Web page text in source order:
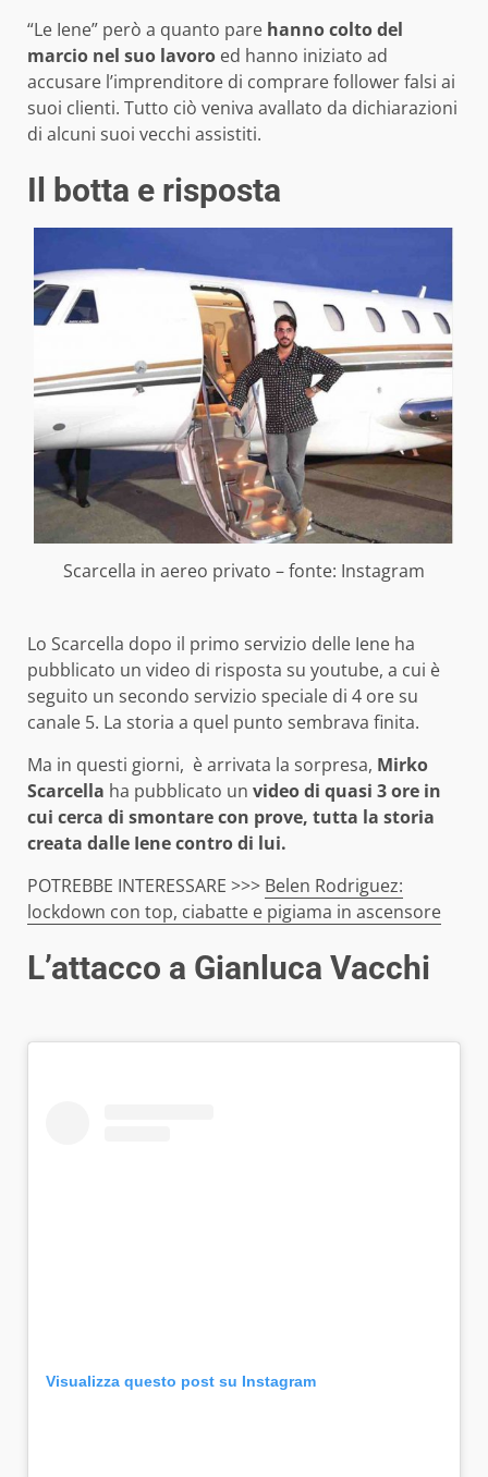
“Le Iene” però a quanto pare hanno colto del
marcio nel suo lavoro ed hanno iniziato ad
accusare l’imprenditore di comprare follower falsi ai
suoi clienti. Tutto ciò veniva avallato da dichiarazioni
di alcuni suoi vecchi assistiti.
Il botta e risposta
Scarcella in aereo privato – fonte: Instagram
Lo Scarcella dopo il primo servizio delle Iene ha
pubblicato un video di risposta su youtube, a cui è
seguito un secondo servizio speciale di 4 ore su
canale 5. La storia a quel punto sembrava finita.
Ma in questi giorni, è arrivata la sorpresa, Mirko
Scarcella ha pubblicato un video di quasi 3 ore in
cui cerca di smontare con prove, tutta la storia
creata dalle Iene contro di lui.
POTREBBE INTERESSARE >>> Belen Rodriguez:
lockdown con top, ciabatte e pigiama in ascensore
L’attacco a Gianluca Vacchi
Visualizza questo post su Instagram